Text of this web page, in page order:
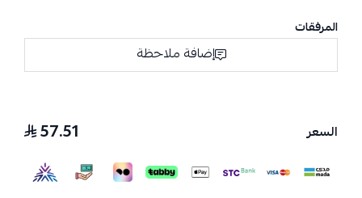
المرفقات
إضافة ملاحظة
السعر 57.51